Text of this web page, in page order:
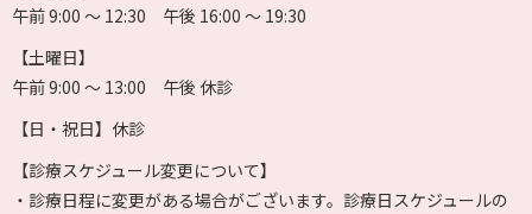
午前 9:00 〜 12:30 午後 16:00 〜 19:30
【土曜日】
午前 9:00 〜 13:00 午後 休診
【日・祝日】休診
【診療スケジュール変更について】
・診療日程に変更がある場合がございます。診療日スケジュールの